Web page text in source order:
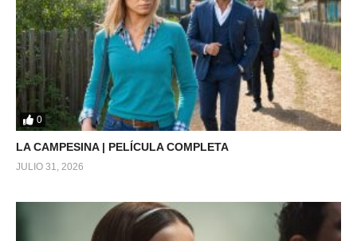
0
LA CAMPESINA | PELÍCULA COMPLETA
JULIO 31, 2026